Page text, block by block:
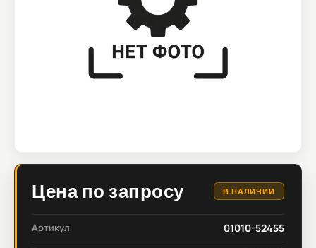
Цена по запросу В НАЛИЧИИ
Артикул 01010-52455